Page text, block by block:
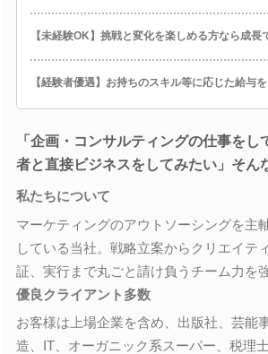
【未経験OK】挑戦と変化を楽しめる方なら成長
【経験者優遇】お持ちのスキル等に応じた給与
「企画・コンサルティングの仕事をし
者と直接ビジネスをしてみたい」そん
私たちについて
マーケティングのアウトソーシングを主
している当社。戦略立案からクリエイテ
証、実行まで丸ごと請け負うチーム力を
優良クライアント多数
お客様は上場企業を含め、出版社、芸能
造、IT、オーガニック系スーパー、税理